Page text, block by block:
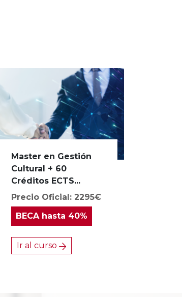
Master en Gestión
Cultural + 60
Créditos ECTS...
Precio Oficial: 2295€
BECAhasta 40%
Ir al curso